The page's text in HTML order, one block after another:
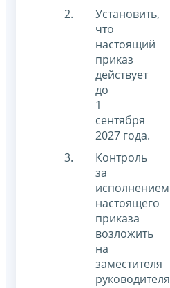
Установить,
что
настоящий
приказ
действует
до
1
сентября
2027 года.
Контроль
за
исполнением
настоящего
приказа
возложить
на
заместителя
руководителя